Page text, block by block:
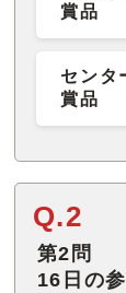
賞品
センタ
賞品
Q.2
第2問
16日の